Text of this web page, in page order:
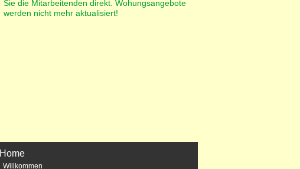
Sie die Mitarbeitenden direkt. Wohungsangebote
werden nicht mehr aktualisiert!
Home
Willkommen